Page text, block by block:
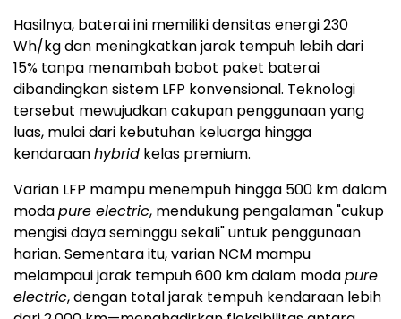
Hasilnya, baterai ini memiliki densitas energi 230
Wh/kg dan meningkatkan jarak tempuh lebih dari
15% tanpa menambah bobot paket baterai
dibandingkan sistem LFP konvensional. Teknologi
tersebut mewujudkan cakupan penggunaan yang
luas, mulai dari kebutuhan keluarga hingga
kendaraanhybrid kelas premium.
Varian LFP mampu menempuh hingga 500 km dalam
modapure electric, mendukung pengalaman "cukup
mengisi daya seminggu sekali" untuk penggunaan
harian. Sementara itu, varian NCM mampu
melampaui jarak tempuh 600 km dalam modapure
electric, dengan total jarak tempuh kendaraan lebih